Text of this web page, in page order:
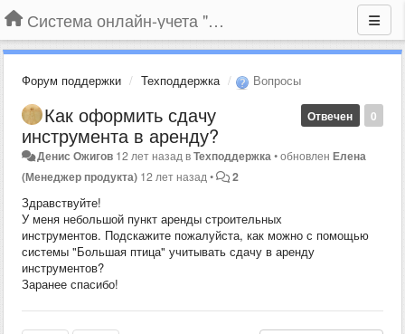
Система онлайн-учета "Большая Птица"
Форум поддержки Техподдержка Вопросы
0
Отвечен
Как оформить сдачу
инструмента в аренду?
Денис Ожигов 12 лет назад вТехподдержка •обновленЕлена
(Менеджер продукта) 12 лет назад • 2
Здравствуйте!
У меня небольшой пункт аренды строительных
инструментов. Подскажите пожалуйста, как можно с помощью
системы "Большая птица" учитывать сдачу в аренду
инструментов?
Заранее спасибо!